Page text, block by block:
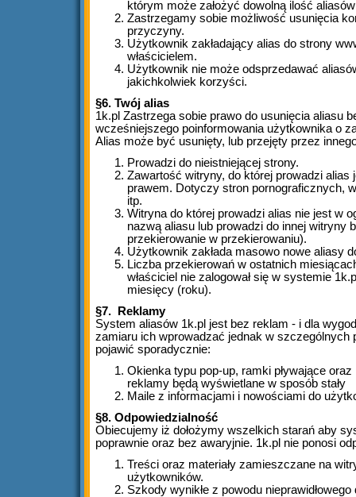
którym może założyć dowolną ilość
Zastrzegamy sobie możliwość usunięcia
przyczyny.
Użytkownik zakładający alias do strony
właścicielem.
Użytkownik nie może odsprzedawać
jakichkolwiek korzyści.
§6. Twój alias
1k.pl Zastrzega sobie prawo do usunięcia aliasu
wcześniejszego poinformowania użytkownika o
Alias może być usunięty, lub przejęty przez
Prowadzi do nieistniejącej strony.
Zawartość witryny, do której prowadzi alias
prawem. Dotyczy stron pornograficznych,
itp.
Witryna do której prowadzi alias nie jest w
nazwą aliasu lub prowadzi do innej witryny
przekierowanie w przekierowaniu).
Użytkownik zakłada masowo nowe aliasy
Liczba przekierowań w ostatnich
właściciel nie zalogował się w systemie
miesięcy (roku).
§7. Reklamy
System aliasów 1k.pl jest bez reklam - i dla
zamiaru ich wprowadzać jednak w szczególnych
pojawić sporadycznie:
Okienka typu pop-up, ramki pływające
reklamy będą wyświetlane w sposób stały
Maile z informacjami i nowościami do
§8. Odpowiedzialność
Obiecujemy iż dołożymy wszelkich starań aby
poprawnie oraz bez awaryjnie. 1k.pl nie ponosi
Treści oraz materiały zamieszczane na
użytkowników.
Szkody wynikłe z powodu